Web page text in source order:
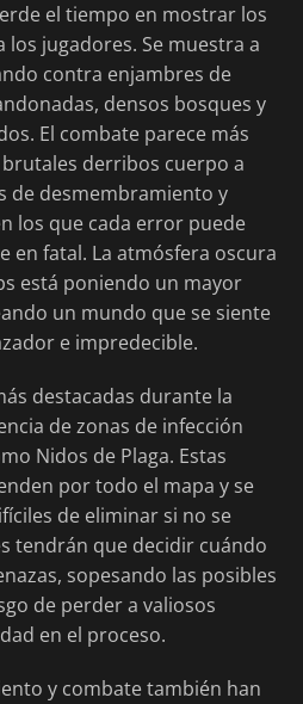
el tiempo en mostrar los
jugadores. Se muestra a
contra enjambres de
densos bosques y
El combate parece más
derribos cuerpo a
de desmembramiento y
los que cada error puede
en fatal. La atmósfera oscura
está poniendo un mayor
un mundo que se siente
e impredecible.
destacadas durante la
de zonas de infección
Nidos de Plaga. Estas
por todo el mapa y se
de eliminar si no se
tendrán que decidir cuándo
sopesando las posibles
de perder a valiosos
en el proceso.
y combate también han